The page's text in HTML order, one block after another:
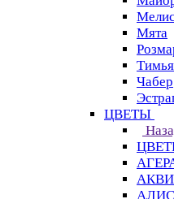
Мята
Чабер
ЦВЕТЫ